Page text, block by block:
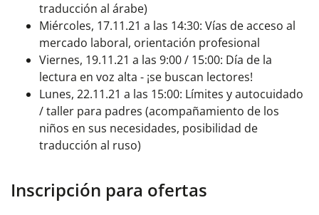
traducción al árabe)
Miércoles, 17.11.21 a las 14:30: Vías de acceso al
mercado laboral, orientación profesional
Viernes, 19.11.21 a las 9:00 / 15:00: Día de la
lectura en voz alta - ¡se buscan lectores!
Lunes, 22.11.21 a las 15:00: Límites y autocuidado
/ taller para padres (acompañamiento de los
niños en sus necesidades, posibilidad de
traducción al ruso)
Inscripción para ofertas